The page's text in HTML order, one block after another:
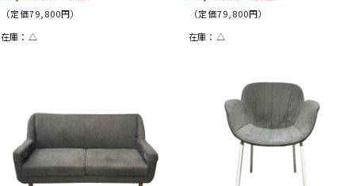
（定価79,800円）
在庫： △
（定価79,800円）
在庫： △